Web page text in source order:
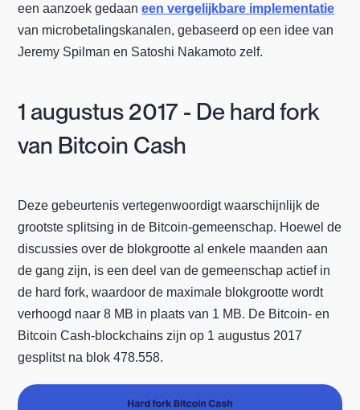
een aanzoek gedaaneen vergelijkbare implementatie
van microbetalingskanalen, gebaseerd op een idee van
Jeremy Spilman en Satoshi Nakamoto zelf.
1 augustus 2017 - De hard fork
van Bitcoin Cash
Deze gebeurtenis vertegenwoordigt waarschijnlijk de
grootste splitsing in de Bitcoin-gemeenschap. Hoewel de
discussies over de blokgrootte al enkele maanden aan
de gang zijn, is een deel van de gemeenschap actief in
de hard fork, waardoor de maximale blokgrootte wordt
verhoogd naar 8 MB in plaats van 1 MB. De Bitcoin- en
Bitcoin Cash-blockchains zijn op 1 augustus 2017
gesplitst na blok 478.558.